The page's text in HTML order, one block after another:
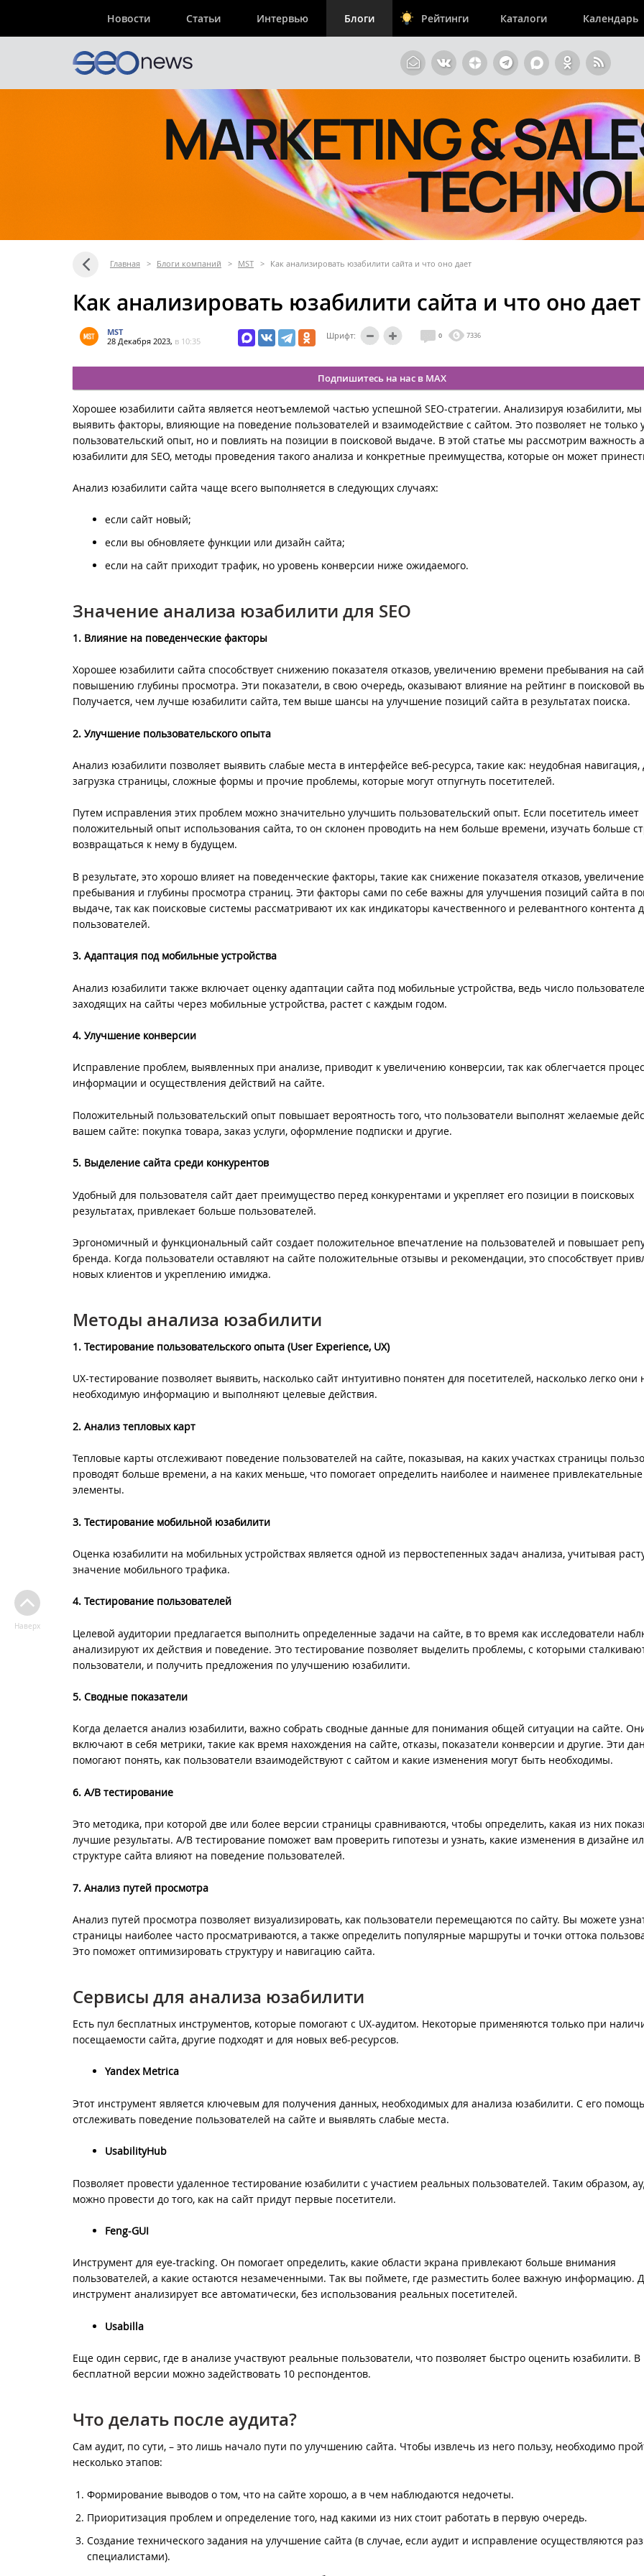
Новости Статьи Интервью Блоги Рейтинги Каталоги Календарь
Главная > Блоги компаний > MST > Как анализировать юзабилити сайта и что оно дает
Как анализировать юзабилити сайта и что оно дает
MST
28 Декабря 2023, в 10:35
Шрифт: 0 7336
Подпишитесь на нас в MAX
Хорошее юзабилити сайта является неотъемлемой частью успешной SEO-стратегии. Анализируя юзабилити,
выявить факторы, влияющие на поведение пользователей и взаимодействие с сайтом. Это позволяет не только
пользовательский опыт, но и повлиять на позиции в поисковой выдаче. В этой статье мы рассмотрим важность
юзабилити для SEO, методы проведения такого анализа и конкретные преимущества, которые он может
Анализ юзабилити сайта чаще всего выполняется в следующих случаях:
если сайт новый;
если вы обновляете функции или дизайн сайта;
если на сайт приходит трафик, но уровень конверсии ниже ожидаемого.
Значение анализа юзабилити для SEO
1. Влияние на поведенческие факторы
Хорошее юзабилити сайта способствует снижению показателя отказов, увеличению времени пребывания на
повышению глубины просмотра. Эти показатели, в свою очередь, оказывают влияние на рейтинг в поисковой
Получается, чем лучше юзабилити сайта, тем выше шансы на улучшение позиций сайта в результатах поиска.
2. Улучшение пользовательского опыта
Анализ юзабилити позволяет выявить слабые места в интерфейсе веб-ресурса, такие как: неудобная навигация,
загрузка страницы, сложные формы и прочие проблемы, которые могут отпугнуть посетителей.
Путем исправления этих проблем можно значительно улучшить пользовательский опыт. Если посетитель имеет
положительный опыт использования сайта, то он склонен проводить на нем больше времени, изучать больше
возвращаться к нему в будущем.
В результате, это хорошо влияет на поведенческие факторы, такие как снижение показателя отказов,
пребывания и глубины просмотра страниц. Эти факторы сами по себе важны для улучшения позиций сайта в
выдаче, так как поисковые системы рассматривают их как индикаторы качественного и релевантного контента
пользователей.
3. Адаптация под мобильные устройства
Анализ юзабилити также включает оценку адаптации сайта под мобильные устройства, ведь число
заходящих на сайты через мобильные устройства, растет с каждым годом.
4. Улучшение конверсии
Исправление проблем, выявленных при анализе, приводит к увеличению конверсии, так как облегчается
информации и осуществления действий на сайте.
Положительный пользовательский опыт повышает вероятность того, что пользователи выполнят желаемые
вашем сайте: покупка товара, заказ услуги, оформление подписки и другие.
5. Выделение сайта среди конкурентов
Удобный для пользователя сайт дает преимущество перед конкурентами и укрепляет его позиции в поисковых
результатах, привлекает больше пользователей.
Эргономичный и функциональный сайт создает положительное впечатление на пользователей и повышает
бренда. Когда пользователи оставляют на сайте положительные отзывы и рекомендации, это способствует
новых клиентов и укреплению имиджа.
Методы анализа юзабилити
1. Тестирование пользовательского опыта (User Experience, UX)
UX-тестирование позволяет выявить, насколько сайт интуитивно понятен для посетителей, насколько легко они
необходимую информацию и выполняют целевые действия.
2. Анализ тепловых карт
Тепловые карты отслеживают поведение пользователей на сайте, показывая, на каких участках страницы
проводят больше времени, а на каких меньше, что помогает определить наиболее и наименее привлекательные
элементы.
3. Тестирование мобильной юзабилити
Оценка юзабилити на мобильных устройствах является одной из первостепенных задач анализа, учитывая
значение мобильного трафика.
4. Тестирование пользователей
Целевой аудитории предлагается выполнить определенные задачи на сайте, в то время как исследователи
анализируют их действия и поведение. Это тестирование позволяет выделить проблемы, с которыми
пользователи, и получить предложения по улучшению юзабилити.
5. Сводные показатели
Когда делается анализ юзабилити, важно собрать сводные данные для понимания общей ситуации на сайте.
включают в себя метрики, такие как время нахождения на сайте, отказы, показатели конверсии и другие. Эти
помогают понять, как пользователи взаимодействуют с сайтом и какие изменения могут быть необходимы.
6. A/B тестирование
Это методика, при которой две или более версии страницы сравниваются, чтобы определить, какая из них
лучшие результаты. A/B тестирование поможет вам проверить гипотезы и узнать, какие изменения в дизайне
структуре сайта влияют на поведение пользователей.
7. Анализ путей просмотра
Анализ путей просмотра позволяет визуализировать, как пользователи перемещаются по сайту. Вы можете
страницы наиболее часто просматриваются, а также определить популярные маршруты и точки оттока
Это поможет оптимизировать структуру и навигацию сайта.
Сервисы для анализа юзабилити
Есть пул бесплатных инструментов, которые помогают с UX-аудитом. Некоторые применяются только при
посещаемости сайта, другие подходят и для новых веб-ресурсов.
Yandex Metrica
Этот инструмент является ключевым для получения данных, необходимых для анализа юзабилити. С его
отслеживать поведение пользователей на сайте и выявлять слабые места.
UsabilityHub
Позволяет провести удаленное тестирование юзабилити с участием реальных пользователей. Таким образом,
можно провести до того, как на сайт придут первые посетители.
Feng-GUI
Инструмент для eye-tracking. Он помогает определить, какие области экрана привлекают больше внимания
пользователей, а какие остаются незамеченными. Так вы поймете, где разместить более важную информацию.
инструмент анализирует все автоматически, без использования реальных посетителей.
Usabilla
Еще один сервис, где в анализе участвуют реальные пользователи, что позволяет быстро оценить юзабилити. В
бесплатной версии можно задействовать 10 респондентов.
Что делать после аудита?
Сам аудит, по сути, – это лишь начало пути по улучшению сайта. Чтобы извлечь из него пользу, необходимо
несколько этапов:
Формирование выводов о том, что на сайте хорошо, а в чем наблюдаются недочеты.
Приоритизация проблем и определение того, над какими из них стоит работать в первую очередь.
Создание технического задания на улучшение сайта (в случае, если аудит и исправление осуществляются
специалистами).
Наверх